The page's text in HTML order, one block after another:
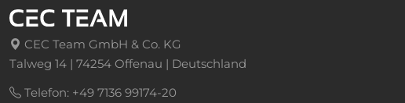
CEC Team GmbH & Co. KG
Talweg 14 | 74254 Offenau | Deutschland
Telefon: +49 7136 99174-20